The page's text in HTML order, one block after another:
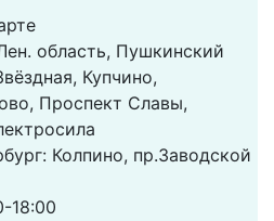
область, Пушкинский
Купчино,
Проспект Славы,
Колпино, пр.Заводской
18:00